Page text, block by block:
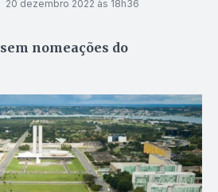
20 dezembro 2022 às 18h36
nomeações do